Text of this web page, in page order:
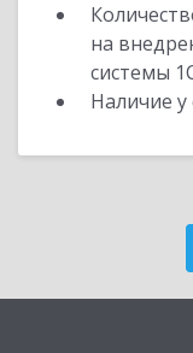
на
системы
Наличие